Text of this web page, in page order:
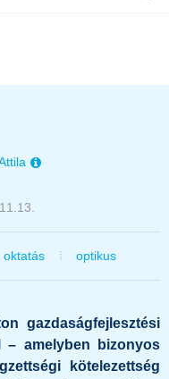
oktatás optikus
gazdaságfejlesztési
– amelyben bizonyos
kötelezettség